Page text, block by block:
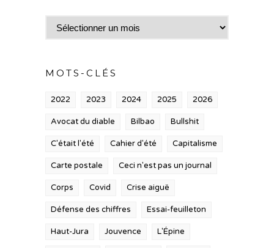
Archives
MOTS-CLÉS
2022 2023 2024 2025 2026
Avocat du diable Bilbao Bullshit
C'était l'été Cahier d'été Capitalisme
Carte postale Ceci n'est pas un journal
Corps Covid Crise aiguë
Défense des chiffres Essai-feuilleton
Haut-Jura Jouvence L'Épine